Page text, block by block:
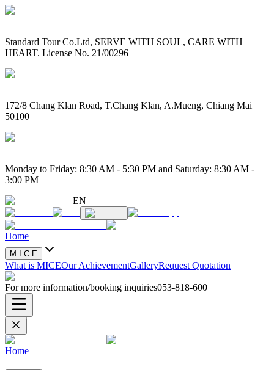
Standard Tour Co.Ltd, SERVE WITH SOUL, CARE WITH
HEART. License No. 21/00296
172/8 Chang Klan Road, T.Chang Klan, A.Mueng, Chiang Mai
50100
Monday to Friday: 8:30 AM - 5:30 PM and Saturday: 8:30 AM -
3:00 PM
EN
Home
M.I.C.E
What is MICEOur AchievementGalleryRequest Quotation
For more information/booking inquiries053-818-600
Home